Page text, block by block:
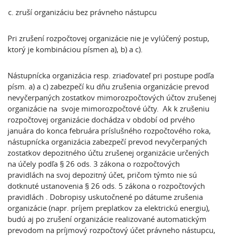
zruší organizáciu bez právneho nástupcu
Pri zrušení rozpočtovej organizácie nie je vylúčený postup,
ktorý je kombináciou písmen a), b) a c).
Nástupnícka organizácia resp. zriaďovateľ pri postupe podľa
písm. a) a c) zabezpečí ku dňu zrušenia organizácie prevod
nevyčerpaných zostatkov mimorozpočtových účtov zrušenej
organizácie na svoje mimorozpočtové účty. Ak k zrušeniu
rozpočtovej organizácie dochádza v období od prvého
januára do konca februára príslušného rozpočtového roka,
nástupnícka organizácia zabezpečí prevod nevyčerpaných
zostatkov depozitného účtu zrušenej organizácie určených
na účely podľa § 26 ods. 3 zákona o rozpočtových
pravidlách na svoj depozitný účet, pričom týmto nie sú
dotknuté ustanovenia § 26 ods. 5 zákona o rozpočtových
pravidlách . Dobropisy uskutočnené po dátume zrušenia
organizácie (napr. príjem preplatkov za elektrickú energiu),
budú aj po zrušení organizácie realizované automatickým
prevodom na príjmový rozpočtový účet právneho nástupcu,